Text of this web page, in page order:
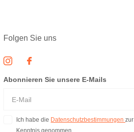
Folgen Sie uns
Abonnieren Sie unsere E-Mails
Ich habe die Datenschutzbestimmungenzur
Kenntnis genommen.